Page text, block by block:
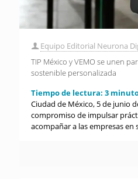
Equipo Editorial Neurona
TIP México y VEMO se unen
sostenible personalizada
Tiempo de lectura: 3
Ciudad de México, 5 de junio
compromiso de impulsar
acompañar a las empresas en